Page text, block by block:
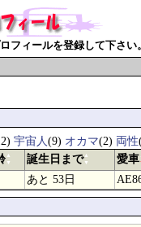
フィールを登録して下さ
宇宙人(9) オカマ(2) 両性
▲
▼
誕生日まで▲
▼
愛車
あと 53日